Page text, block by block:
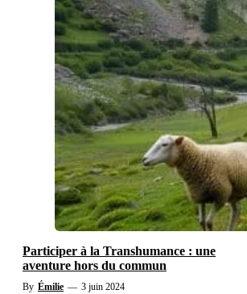
Participer à la Transhumance : une
aventure hors du commun
By Émilie — 3 juin 2024